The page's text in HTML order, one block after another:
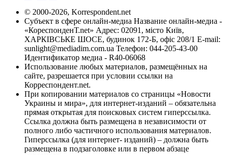
© 2000-2026, Korrespondent.net
Субъект в сфере онлайн-медиа Название онлайн-медиа -
«КореспонденТ.net» Адрес: 02091, місто Київ,
ХАРКІВСЬКЕ ШОСЕ, будинок 172-Б, офіс 208/1 E-mail:
sunlight@mediadim.com.ua Телефон: 044-205-43-00
Идентификатор медиа - R40-06068
Использование любых материалов, размещённых на
сайте, разрешается при условии ссылки на
Корреспондент.net.
При копировании материалов со страницы «Новости
Украины и мира», для интернет-изданий – обязательна
прямая открытая для поисковых систем гиперссылка.
Ссылка должна быть размещена в независимости от
полного либо частичного использования материалов.
Гиперссылка (для интернет- изданий) – должна быть
размещена в подзаголовке или в первом абзаце